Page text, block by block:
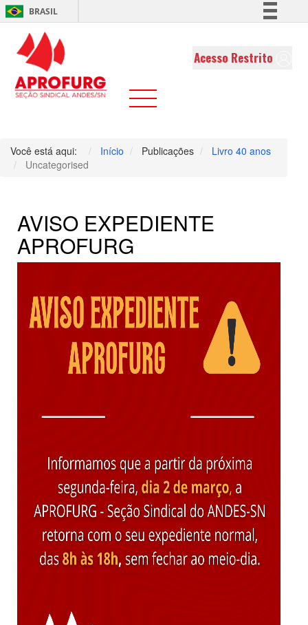
BRASIL
Comunica BR
Acesso Restrito
Você está aqui: Início Publicações
Livro 40 anos
Uncategorised
AVISO EXPEDIENTE
APROFURG